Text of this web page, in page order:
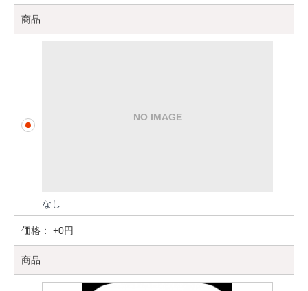
商品
なし
価格： +0円
商品